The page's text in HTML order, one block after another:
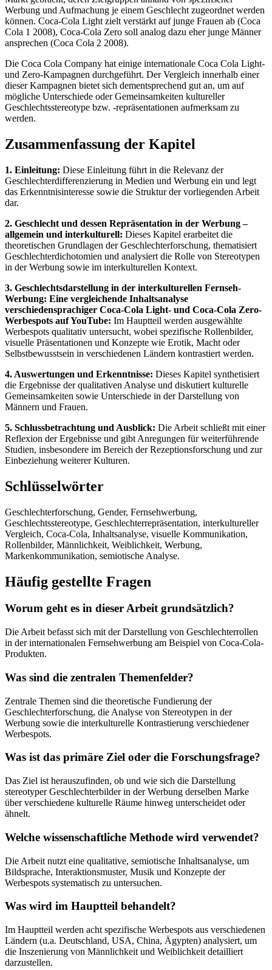
Werbung und Aufmachung je einem Geschlecht zugeordnet werden
können. Coca-Cola Light zielt verstärkt auf junge Frauen ab (Coca
Cola 1 2008), Coca-Cola Zero soll analog dazu eher junge Männer
ansprechen (Coca Cola 2 2008).
Die Coca Cola Company hat einige internationale Coca Cola Light-
und Zero-Kampagnen durchgeführt. Der Vergleich innerhalb einer
dieser Kampagnen bietet sich dementsprechend gut an, um auf
mögliche Unterschiede oder Gemeinsamkeiten kultureller
Geschlechtsstereotype bzw. -repräsentationen aufmerksam zu
werden.
Zusammenfassung der Kapitel
1. Einleitung: Diese Einleitung führt in die Relevanz der
Geschlechterdifferenzierung in Medien und Werbung ein und legt
das Erkenntnisinteresse sowie die Struktur der vorliegenden Arbeit
dar.
2. Geschlecht und dessen Repräsentation in der Werbung –
allgemein und interkulturell: Dieses Kapitel erarbeitet die
theoretischen Grundlagen der Geschlechterforschung, thematisiert
Geschlechterdichotomien und analysiert die Rolle von Stereotypen
in der Werbung sowie im interkulturellen Kontext.
3. Geschlechtsdarstellung in der interkulturellen Fernseh-
Werbung: Eine vergleichende Inhaltsanalyse
verschiedensprachiger Coca-Cola Light- und Coca-Cola Zero-
Werbespots auf YouTube: Im Hauptteil werden ausgewählte
Werbespots qualitativ untersucht, wobei spezifische Rollenbilder,
visuelle Präsentationen und Konzepte wie Erotik, Macht oder
Selbstbewusstsein in verschiedenen Ländern kontrastiert werden.
4. Auswertungen und Erkenntnisse: Dieses Kapitel synthetisiert
die Ergebnisse der qualitativen Analyse und diskutiert kulturelle
Gemeinsamkeiten sowie Unterschiede in der Darstellung von
Männern und Frauen.
5. Schlussbetrachtung und Ausblick: Die Arbeit schließt mit einer
Reflexion der Ergebnisse und gibt Anregungen für weiterführende
Studien, insbesondere im Bereich der Rezeptionsforschung und zur
Einbeziehung weiterer Kulturen.
Schlüsselwörter
Geschlechterforschung, Gender, Fernsehwerbung,
Geschlechtsstereotype, Geschlechterrepräsentation, interkultureller
Vergleich, Coca-Cola, Inhaltsanalyse, visuelle Kommunikation,
Rollenbilder, Männlichkeit, Weiblichkeit, Werbung,
Markenkommunikation, semiotische Analyse.
Häufig gestellte Fragen
Worum geht es in dieser Arbeit grundsätzlich?
Die Arbeit befasst sich mit der Darstellung von Geschlechterrollen
in der internationalen Fernsehwerbung am Beispiel von Coca-Cola-
Produkten.
Was sind die zentralen Themenfelder?
Zentrale Themen sind die theoretische Fundierung der
Geschlechterforschung, die Analyse von Stereotypen in der
Werbung sowie die interkulturelle Kontrastierung verschiedener
Werbespots.
Was ist das primäre Ziel oder die Forschungsfrage?
Das Ziel ist herauszufinden, ob und wie sich die Darstellung
stereotyper Geschlechterbilder in der Werbung derselben Marke
über verschiedene kulturelle Räume hinweg unterscheidet oder
ähnelt.
Welche wissenschaftliche Methode wird verwendet?
Die Arbeit nutzt eine qualitative, semiotische Inhaltsanalyse, um
Bildsprache, Interaktionsmuster, Musik und Konzepte der
Werbespots systematisch zu untersuchen.
Was wird im Hauptteil behandelt?
Im Hauptteil werden acht spezifische Werbespots aus verschiedenen
Ländern (u.a. Deutschland, USA, China, Ägypten) analysiert, um
die Inszenierung von Männlichkeit und Weiblichkeit detailliert
darzustellen.